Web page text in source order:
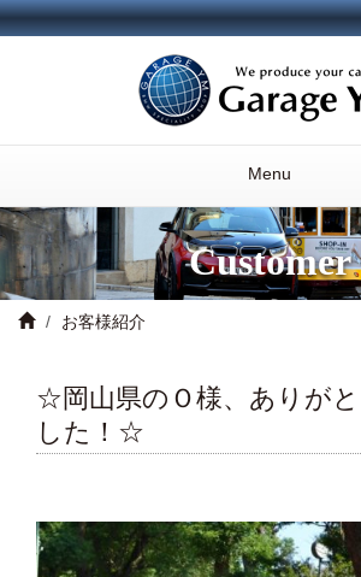
Menu
Customer
お客様紹介
☆岡山県のＯ様、ありが
した！☆